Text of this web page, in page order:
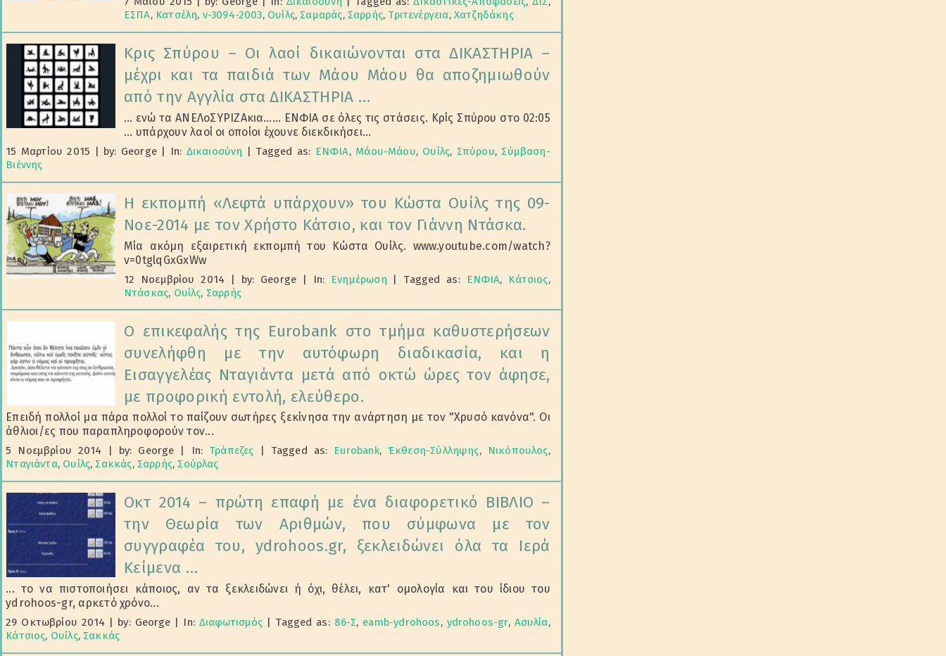
ΕΣΠΑ, Κατσέλη, ν-3094-2003, Ουίλς, Σαμαράς, Σαρρής, Τριτενέργεια, Χατζηδάκης
Κρις Σπύρου – Οι λαοί δικαιώνονται στα ΔΙΚΑΣΤΗΡΙΑ –
μέχρι και τα παιδιά των Μάου Μάου θα αποζημιωθούν
από την Αγγλία στα ΔΙΚΑΣΤΗΡΙΑ …
… ενώ τα ΑΝΕΛοΣΥΡΙΖΑκια…… ΕΝΦΙΑ σε όλες τις στάσεις. Κρίς Σπύρου στο 02:05
... υπάρχουν λαοί οι οποίοι έχουνε διεκδικήσει...
15 Μαρτίου 2015 | by: George | In: Δικαιοσύνη | Tagged as: ΕΝΦΙΑ, Μάου-Μάου, Ουίλς, Σπύρου, Σύμβαση-
Βιέννης
Η εκπομπή «Λεφτά υπάρχουν» του Κώστα Ουίλς της 09-
Νοε-2014 με τον Χρήστο Κάτσιο, και τον Γιάννη Ντάσκα.
Μία ακόμη εξαιρετική εκπομπή του Κώστα Ουίλς. www.youtube.com/watch?
v=0tglqGxGxWw
12 Νοεμβρίου 2014 | by: George | In: Ενημέρωση | Tagged as: ΕΝΦΙΑ, Κάτσιος,
Ντάσκας, Ουίλς, Σαρρής
Ο επικεφαλής της Eurobank στο τμήμα καθυστερήσεων
συνελήφθη με την αυτόφωρη διαδικασία, και η
Εισαγγελέας Νταγιάντα μετά από οκτώ ώρες τον άφησε,
με προφορική εντολή, ελεύθερο.
Επειδή πολλοί μα πάρα πολλοί το παίζουν σωτήρες ξεκίνησα την ανάρτηση με τον "Χρυσό κανόνα". Οι
άθλιοι/ες που παραπληροφορούν τον...
5 Νοεμβρίου 2014 by: George In: Τράπεζες Tagged as: Eurobank, Έκθεση-Σύλληψης, Νικόπουλος,
Νταγιάντα, Ουίλς, Σακκάς, Σαρρής, Σούρλας
Οκτ 2014 – πρώτη επαφή με ένα διαφορετικό ΒΙΒΛΙΟ –
την Θεωρία των Αριθμών, που σύμφωνα με τον
συγγραφέα του, ydrohoos.gr, ξεκλειδώνει όλα τα Ιερά
Κείμενα …
... το να πιστοποιήσει κάποιος, αν τα ξεκλειδώνει ή όχι, θέλει, κατ' ομολογία και του ίδιου του
ydrohoos-gr, αρκετό χρόνο...
29 Οκτωβρίου 2014 | by: George | In: Διαφωτισμός | Tagged as: 86-Σ, eamb-ydrohoos, ydrohoos-gr, Ασυλία,
Κάτσιος, Ουίλς, Σακκάς